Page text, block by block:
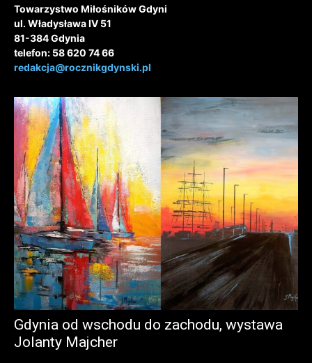
Towarzystwo Miłośników Gdyni
ul. Władysława IV 51
81-384 Gdynia
telefon: 58 620 74 66
redakcja@rocznikgdynski.pl
Gdynia od wschodu do zachodu, wystawa
Jolanty Majcher